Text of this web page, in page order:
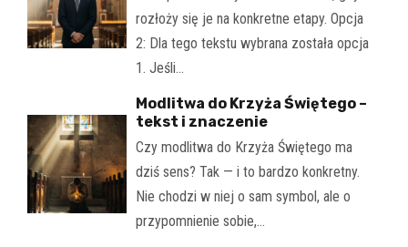
rozłoży się je na konkretne etapy. Opcja
2: Dla tego tekstu wybrana została opcja
1. Jeśli…
Modlitwa do Krzyża Świętego –
tekst i znaczenie
Czy modlitwa do Krzyża Świętego ma
dziś sens? Tak — i to bardzo konkretny.
Nie chodzi w niej o sam symbol, ale o
przypomnienie sobie,…